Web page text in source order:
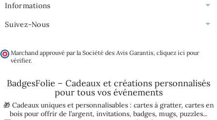
Informations
Suivez-Nous
Marchand approuvé par la Société des Avis Garantis, cliquez ici pour
vérifier.
BadgesFolie – Cadeaux et créations personnalisés
pour tous vos événements
🎁 Cadeaux uniques et personnalisables : cartes à gratter, cartes en
bois pour offrir de l’argent, invitations, badges, mugs, puzzles...